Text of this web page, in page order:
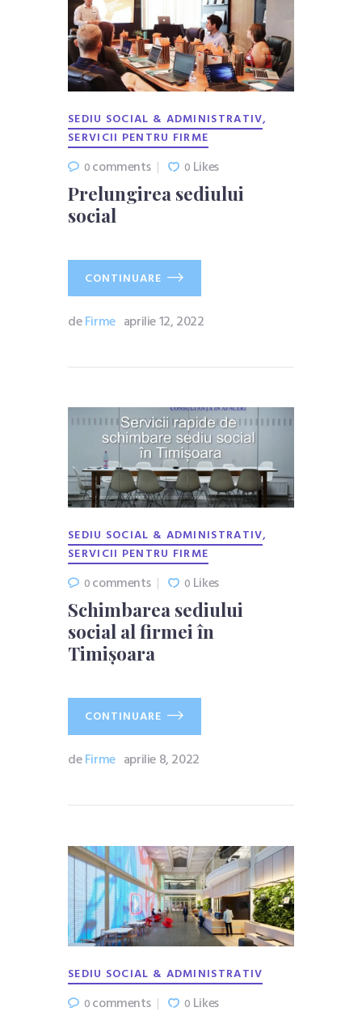
SEDIU SOCIAL & ADMINISTRATIV,
SERVICII PENTRU FIRME
0comments 0 Likes
Prelungirea sediului
social
CONTINUARE
deFirme aprilie 12, 2022
SEDIU SOCIAL & ADMINISTRATIV,
SERVICII PENTRU FIRME
0comments 0 Likes
Schimbarea sediului
social al firmei în
Timișoara
CONTINUARE
deFirme aprilie 8, 2022
SEDIU SOCIAL & ADMINISTRATIV
0comments 0 Likes